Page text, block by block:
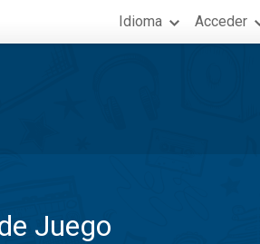
Idioma Acceder
Juego